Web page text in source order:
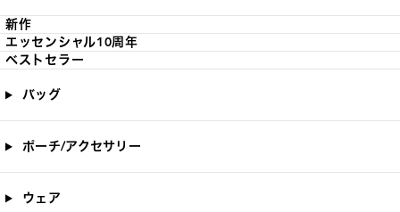
新作
エッセンシャル10周年
ベストセラー
バッグ
ポーチ/アクセサリー
ウェア